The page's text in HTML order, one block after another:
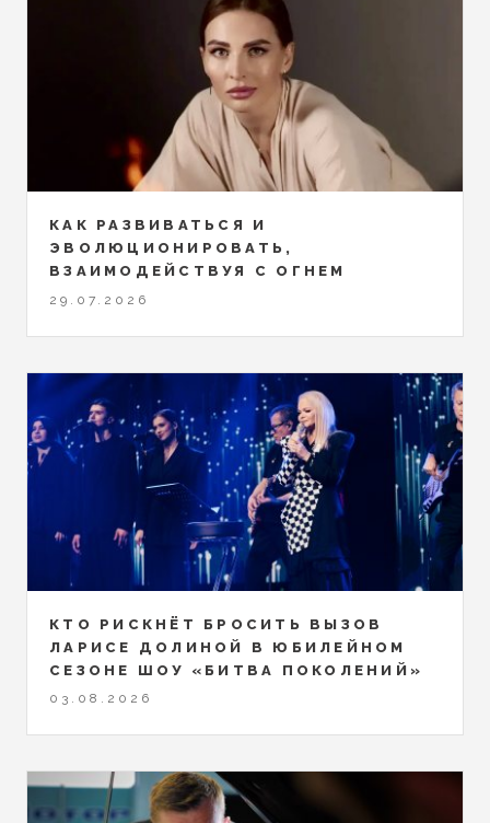
КАК РАЗВИВАТЬСЯ И
ЭВОЛЮЦИОНИРОВАТЬ,
ВЗАИМОДЕЙСТВУЯ С ОГНЕМ
29.07.2026
КТО РИСКНЁТ БРОСИТЬ ВЫЗОВ
ЛАРИСЕ ДОЛИНОЙ В ЮБИЛЕЙНОМ
СЕЗОНЕ ШОУ «БИТВА ПОКОЛЕНИЙ»
03.08.2026